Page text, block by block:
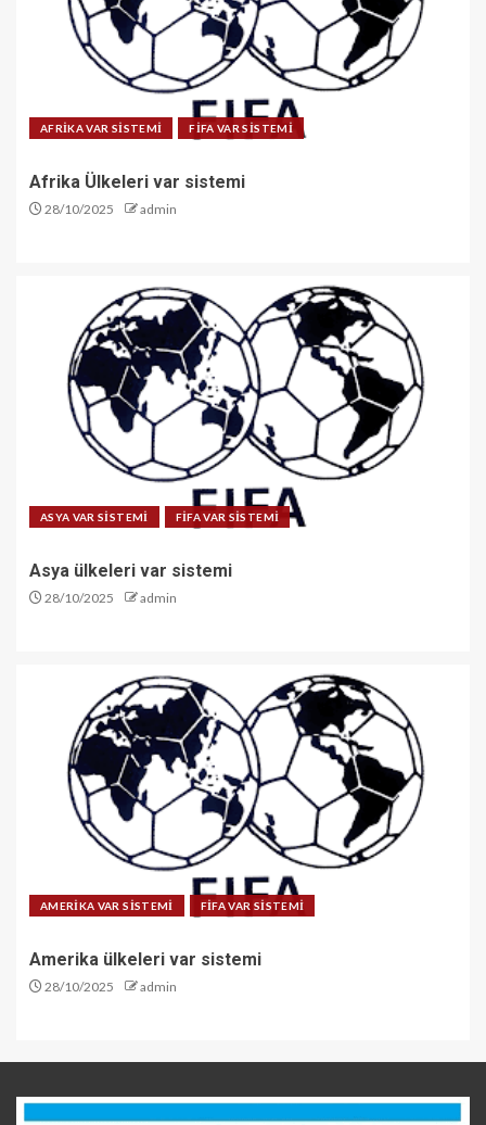
AFRİKA VAR SİSTEMİ FİFA VAR SİSTEMİ
Afrika Ülkeleri var sistemi
28/10/2025 admin
ASYA VAR SİSTEMİ FİFA VAR SİSTEMİ
Asya ülkeleri var sistemi
28/10/2025 admin
AMERİKA VAR SİSTEMİ FİFA VAR SİSTEMİ
Amerika ülkeleri var sistemi
28/10/2025 admin